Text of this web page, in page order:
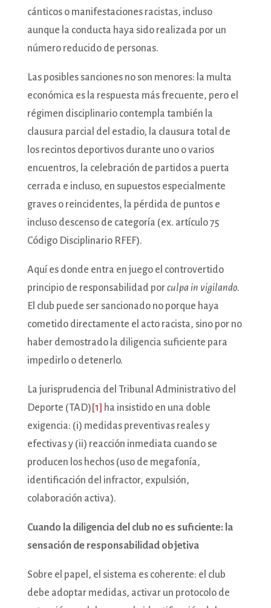
cánticos o manifestaciones racistas, incluso
aunque la conducta haya sido realizada por un
número reducido de personas.
Las posibles sanciones no son menores: la multa
económica es la respuesta más frecuente, pero el
régimen disciplinario contempla también la
clausura parcial del estadio, la clausura total de
los recintos deportivos durante uno o varios
encuentros, la celebración de partidos a puerta
cerrada e incluso, en supuestos especialmente
graves o reincidentes, la pérdida de puntos e
incluso descenso de categoría (ex. artículo 75
Código Disciplinario RFEF).
Aquí es donde entra en juego el controvertido
principio de responsabilidad porculpa in vigilando.
El club puede ser sancionado no porque haya
cometido directamente el acto racista, sino por no
haber demostrado la diligencia suficiente para
impedirlo o detenerlo.
La jurisprudencia del Tribunal Administrativo del
Deporte (TAD) [1] ha insistido en una doble
exigencia: (i) medidas preventivas reales y
efectivas y (ii) reacción inmediata cuando se
producen los hechos (uso de megafonía,
identificación del infractor, expulsión,
colaboración activa).
Cuando la diligencia del club no es suficiente: la
sensación de responsabilidad objetiva
Sobre el papel, el sistema es coherente: el club
debe adoptar medidas, activar un protocolo de